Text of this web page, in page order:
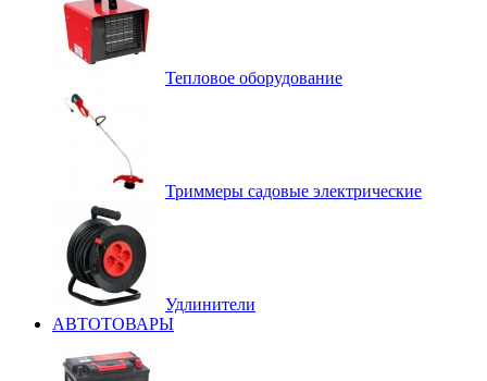
Тепловое оборудование
Триммеры садовые электрические
Удлинители
АВТОТОВАРЫ